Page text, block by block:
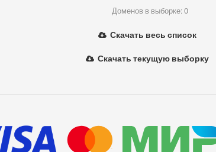
Доменов в выборке: 0
Скачать весь список
Скачать текущую выборку